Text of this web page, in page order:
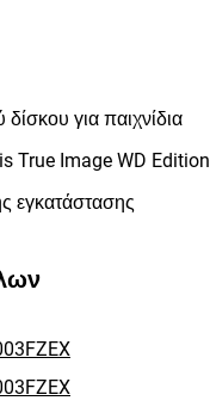
για παιχνίδια
True Image WD Edition
εγκατάστασης